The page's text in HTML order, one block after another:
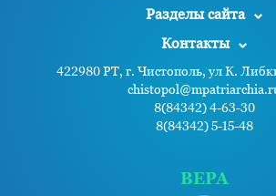
Разделы сайта
Контакты
422980 РТ, г. Чистополь, ул К.
8(84342) 4-63-30
8(84342) 5-15-48
ВЕРА